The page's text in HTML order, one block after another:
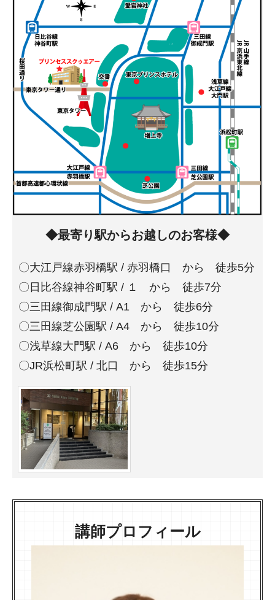
◆最寄り駅からお越しのお客様◆
〇大江戸線赤羽橋駅 / 赤羽橋口 から 徒歩5分
〇日比谷線神谷町駅 / １ から 徒歩7分
〇三田線御成門駅 / A1 から 徒歩6分
〇三田線芝公園駅 / A4 から 徒歩10分
〇浅草線大門駅 / A6 から 徒歩10分
〇JR浜松町駅 / 北口 から 徒歩15分
講師プロフィール